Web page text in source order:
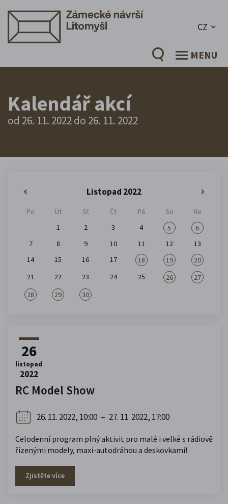
CZ
MENU
Kalendář akcí
od 26. 11. 2022 do 26. 11. 2022
Listopad 2022
Po Út St Čt Pá So
Ne
1
2 3 4 5
6
7
8 9 10 11 12
13
14
15 16 17 18 19
20
21
22 23 24 25 26
27
28
29 30
26
listopad
2022
RC Model Show
26. 11. 2022, 10:00 – 27. 11. 2022, 17:00
Celodenní program plný aktivit pro malé i velké s rádiově
řízenými modely, maxi-autodráhou a deskovkami!
Zjistěte více